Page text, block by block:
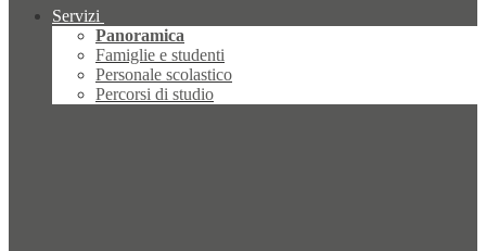
Servizi
Panoramica
Famiglie e studenti
Personale scolastico
Percorsi di studio